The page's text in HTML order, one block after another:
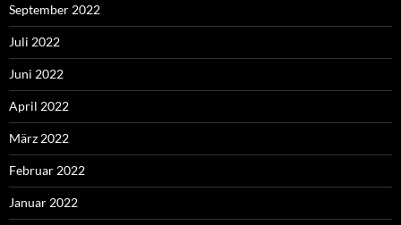
September 2022
Juli 2022
Juni 2022
April 2022
März 2022
Februar 2022
Januar 2022